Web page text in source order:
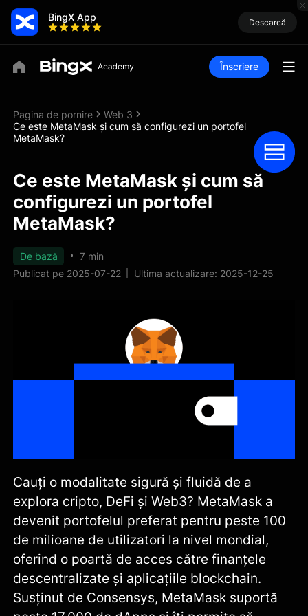
BingX App Descarcă
Înscriere
Pagina de pornire
Web 3
Ce este MetaMask și cum să configurezi un portofel
MetaMask?
Ce este MetaMask și cum să
configurezi un portofel
MetaMask?
De bază
7 min
Publicat pe 2025-07-22
Ultima actualizare: 2025-12-25
Cauți o modalitate sigură și fluidă de a
explora cripto, DeFi și Web3? MetaMask a
devenit portofelul preferat pentru peste 100
de milioane de utilizatori la nivel mondial,
oferind o poartă de acces către finanțele
descentralizate și aplicațiile blockchain.
Susținut de Consensys, MetaMask suportă